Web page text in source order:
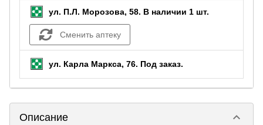
ул. П.Л. Морозова, 58. В наличии 1 шт.
Сменить аптеку
ул. Карла Маркса, 76. Под заказ.
Описание keyboard_arrow_down